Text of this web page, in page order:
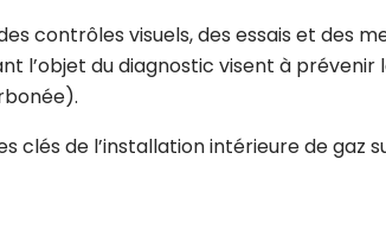
contrôles visuels, des essais et
l’objet du diagnostic visent à prévenir
clés de l’installation intérieure de gaz